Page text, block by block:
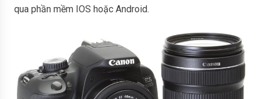
qua phần mềm IOS hoặc Android.